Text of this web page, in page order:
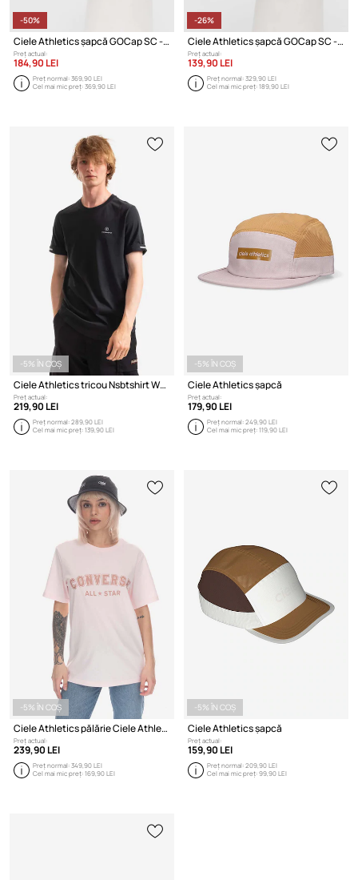
-50%
Ciele Athletics șapcă GOCap SC - WWM
Preț actual:
184,90 LEI
Preț normal:369,90 LEI
Cel mai mic preț:369,90 LEI
-26%
Ciele Athletics șapcă GOCap SC - WWM
Preț actual:
139,90 LEI
Preț normal:329,90 LEI
Cel mai mic preț:189,90 LEI
-5% ÎN COȘ
Ciele Athletics tricou Nsbtshirt WWM
Preț actual:
219,90 LEI
Preț normal:289,90 LEI
Cel mai mic preț:139,90 LEI
-5% ÎN COȘ
Ciele Athletics șapcă
Preț actual:
179,90 LEI
Preț normal:249,90 LEI
Cel mai mic preț:119,90 LEI
-5% ÎN COȘ
Ciele Athletics pălărie Ciele Athletics BKTHat - DFL CLBKTHDFL-BK001
Preț actual:
239,90 LEI
Preț normal:349,90 LEI
Cel mai mic preț:169,90 LEI
-5% ÎN COȘ
Ciele Athletics șapcă
Preț actual:
159,90 LEI
Preț normal:209,90 LEI
Cel mai mic preț:99,90 LEI